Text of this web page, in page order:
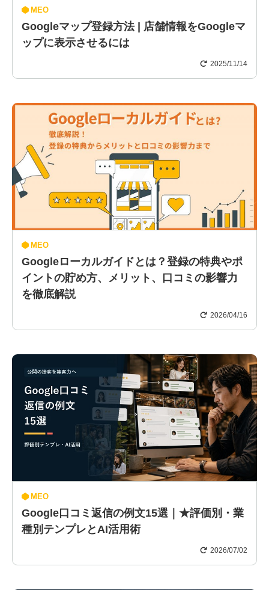
MEO
Googleマップ登録方法 | 店舗情報をGoogleマ
ップに表示させるには
2025/11/14
MEO
Googleローカルガイドとは？登録の特典やポ
イントの貯め方、メリット、口コミの影響力
を徹底解説
2026/04/16
MEO
Google口コミ返信の例文15選｜★評価別・業
種別テンプレとAI活用術
2026/07/02